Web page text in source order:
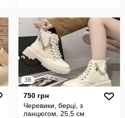
38
750 грн
Черевики, берці, з
ланцюгом, 25,5 см